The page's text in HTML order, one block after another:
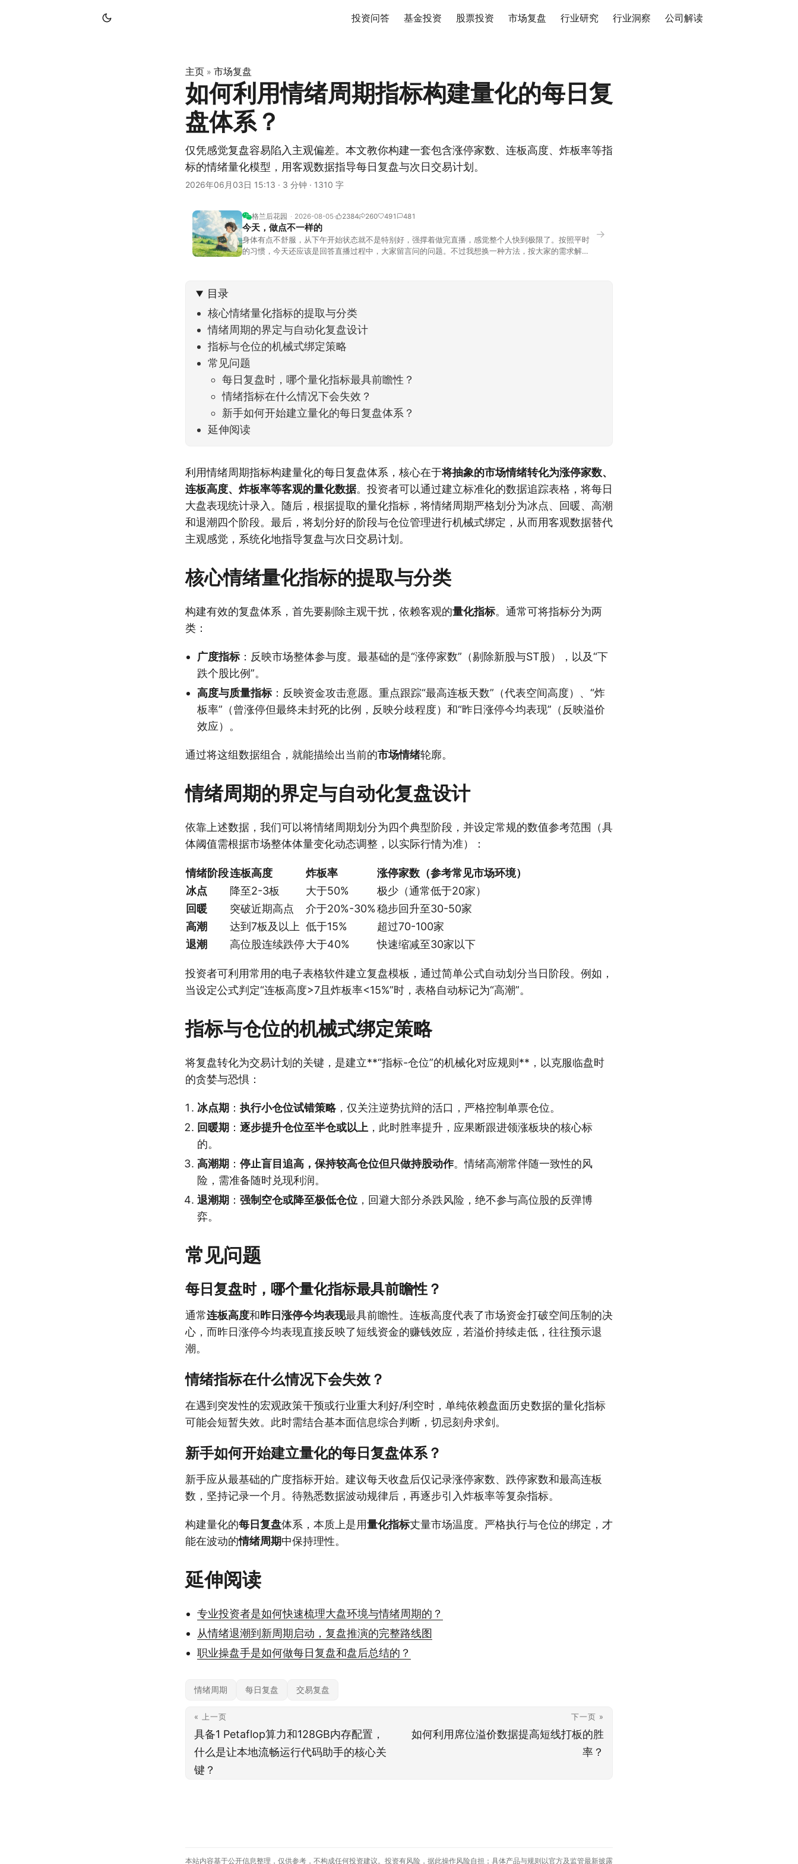
投资问答 基金投资 股票投资 市场复盘 行业研究 行业洞察 公司解读
主页 » 市场复盘
如何利用情绪周期指标构建量化的每日复
盘体系？
仅凭感觉复盘容易陷入主观偏差。本文教你构建一套包含涨停家数、连板高度、炸板率等指
标的情绪量化模型，用客观数据指导每日复盘与次日交易计划。
2026年06月03日 15:13 · 3 分钟 · 1310 字
格兰后花园 2026-08-05 2384 260 491 481
今天，做点不一样的
身体有点不舒服，从下午开始状态就不是特别好，强撑着做完直播，感觉整个人快到极限了。按照平时
的习惯，今天还应该是回答直播过程中，大家留言问的问题。不过我想换一种方法，按大家的需求解
→
目录
核心情绪量化指标的提取与分类
情绪周期的界定与自动化复盘设计
指标与仓位的机械式绑定策略
常见问题
每日复盘时，哪个量化指标最具前瞻性？
情绪指标在什么情况下会失效？
新手如何开始建立量化的每日复盘体系？
延伸阅读
利用情绪周期指标构建量化的每日复盘体系，核心在于将抽象的市场情绪转化为涨停家数、
连板高度、炸板率等客观的量化数据。投资者可以通过建立标准化的数据追踪表格，将每日
大盘表现统计录入。随后，根据提取的量化指标，将情绪周期严格划分为冰点、回暖、高潮
和退潮四个阶段。最后，将划分好的阶段与仓位管理进行机械式绑定，从而用客观数据替代
主观感觉，系统化地指导复盘与次日交易计划。
核心情绪量化指标的提取与分类
构建有效的复盘体系，首先要剔除主观干扰，依赖客观的量化指标。通常可将指标分为两
类：
广度指标：反映市场整体参与度。最基础的是“涨停家数”（剔除新股与ST股），以及“下
跌个股比例”。
高度与质量指标：反映资金攻击意愿。重点跟踪“最高连板天数”（代表空间高度）、“炸
板率”（曾涨停但最终未封死的比例，反映分歧程度）和“昨日涨停今均表现”（反映溢价
效应）。
通过将这组数据组合，就能描绘出当前的市场情绪轮廓。
情绪周期的界定与自动化复盘设计
依靠上述数据，我们可以将情绪周期划分为四个典型阶段，并设定常规的数值参考范围（具
体阈值需根据市场整体体量变化动态调整，以实际行情为准）：
情绪阶段连板高度 炸板率
涨停家数（参考常见市场环境）
冰点
降至2-3板 大于50%
极少（通常低于20家）
回暖
突破近期高点 介于20%-30%稳步回升至30-50家
高潮
达到7板及以上 低于15%
超过70-100家
退潮
高位股连续跌停大于40% 快速缩减至30家以下
投资者可利用常用的电子表格软件建立复盘模板，通过简单公式自动划分当日阶段。例如，
当设定公式判定“连板高度>7且炸板率<15%”时，表格自动标记为“高潮”。
指标与仓位的机械式绑定策略
将复盘转化为交易计划的关键，是建立**“指标-仓位”的机械化对应规则**，以克服临盘时
的贪婪与恐惧：
冰点期 ： 执行小仓位试错策略 ，仅关注逆势抗辩的活口，严格控制单票仓位。
回暖期 ： 逐步提升仓位至半仓或以上 ，此时胜率提升，应果断跟进领涨板块的核心标
的。
高潮期 ： 停止盲目追高，保持较高仓位但只做持股动作。情绪高潮常伴随一致性的风
险，需准备随时兑现利润。
退潮期 ： 强制空仓或降至极低仓位 ，回避大部分杀跌风险，绝不参与高位股的反弹博
弈。
常见问题
每日复盘时，哪个量化指标最具前瞻性？
通常连板高度和昨日涨停今均表现最具前瞻性。连板高度代表了市场资金打破空间压制的决
心，而昨日涨停今均表现直接反映了短线资金的赚钱效应，若溢价持续走低，往往预示退
潮。
情绪指标在什么情况下会失效？
在遇到突发性的宏观政策干预或行业重大利好/利空时，单纯依赖盘面历史数据的量化指标
可能会短暂失效。此时需结合基本面信息综合判断，切忌刻舟求剑。
新手如何开始建立量化的每日复盘体系？
新手应从最基础的广度指标开始。建议每天收盘后仅记录涨停家数、跌停家数和最高连板
数，坚持记录一个月。待熟悉数据波动规律后，再逐步引入炸板率等复杂指标。
构建量化的每日复盘体系，本质上是用量化指标丈量市场温度。严格执行与仓位的绑定，才
能在波动的情绪周期中保持理性。
延伸阅读
专业投资者是如何快速梳理大盘环境与情绪周期的？
从情绪退潮到新周期启动，复盘推演的完整路线图
职业操盘手是如何做每日复盘和盘后总结的？
情绪周期 每日复盘 交易复盘
« 上一页
具备1 Petaflop算力和128GB内存配置，
什么是让本地流畅运行代码助手的核心关
键？
下一页 »
如何利用席位溢价数据提高短线打板的胜
率？
本站内容基于公开信息整理，仅供参考，不构成任何投资建议。投资有风险，据此操作风险自担；具体产品与规则以官方及监管最新披露